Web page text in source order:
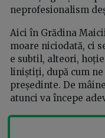
neprofesionalism
Aici în Grădina
moare niciodată, ci
e subtil, alteori,
liniștiți, după cum
președinte. De
atunci va începe